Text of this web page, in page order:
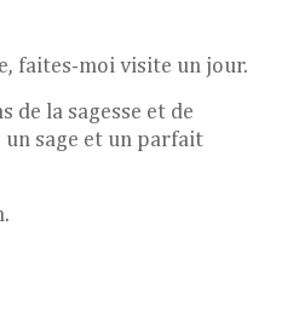
faites-moi visite un jour.
de la sagesse et de
sage et un parfait